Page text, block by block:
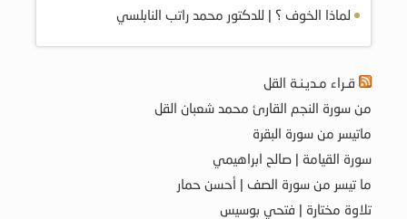
لماذا الخوف ؟ | للدكتور محمد راتب النابلسي
قـراء مـديـنـة القل
من سورة النجم القارئ محمد شعبان القل
ماتيسر من سورة البقرة
سورة القيامة | صالح ابراهيمي
ما تيسر من سورة الصف | أحسن حمار
تلاوة مختارة | فتحي بوسيس